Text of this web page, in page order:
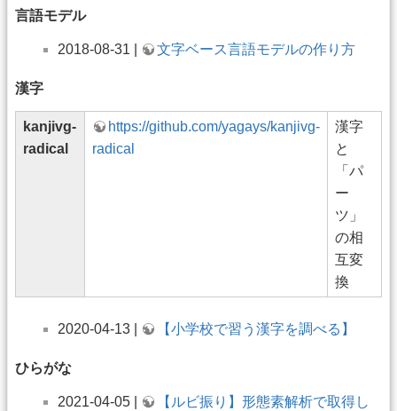
言語モデル
2018-08-31 | 文字ベース言語モデルの作り方
漢字
kanjivg-
radical
https://github.com/yagays/kanjivg-
radical
漢字
と
「パ
ー
ツ」
の相
互変
換
2020-04-13 | 【小学校で習う漢字を調べる】
ひらがな
2021-04-05 |
【ルビ振り】形態素解析で取得し